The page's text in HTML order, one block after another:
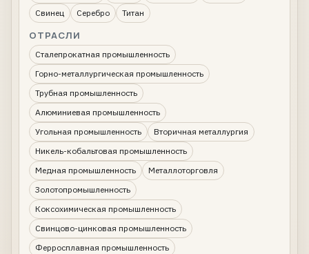
Свинец
Серебро Титан
ОТРАСЛИ
Сталепрокатная промышленность
Горно-металлургическая промышленность
Трубная промышленность
Алюминиевая промышленность
Угольная промышленность
Вторичная металлургия
Никель-кобальтовая промышленность
Медная промышленность
Металлоторговля
Золотопромышленность
Коксохимическая промышленность
Свинцово-цинковая промышленность
Ферросплавная промышленность